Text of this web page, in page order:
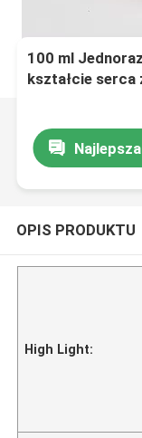
100 ml
kształcie
OPIS PRODUKTU
High Light: